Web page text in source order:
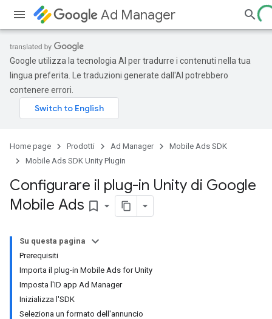
Ad Manager
Google utilizza la tecnologia AI per tradurre i contenuti nella tua
lingua preferita. Le traduzioni generate dall'AI potrebbero
contenere errori.
Home page Prodotti Ad Manager
Mobile Ads SDK
Mobile Ads SDK Unity Plugin
Configurare il plug-in Unity di Google
Mobile Ads bookmark_border
Su questa pagina
Prerequisiti
Importa il plug-in Mobile Ads for Unity
Imposta l'ID app Ad Manager
Inizializza l'SDK
Seleziona un formato dell'annuncio